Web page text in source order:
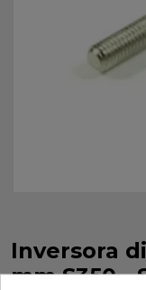
Inversora
mm S350 -